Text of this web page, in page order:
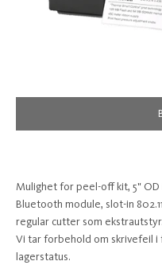
Mulighet for peel-off kit, 5"
Bluetooth module, slot-in
regular cutter som ekstrautstyr.
Vi tar forbehold om skrivefeil
lagerstatus.